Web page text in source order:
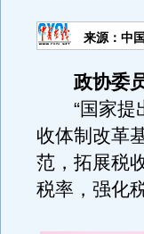
来源：中
政协委员
“国家提出
收体制改革
范，拓展税
税率，强化